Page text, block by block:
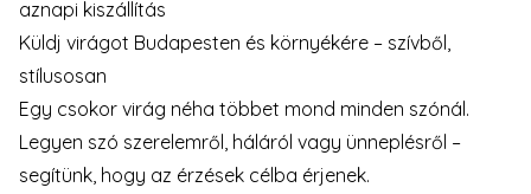
aznapi kiszállítás
Küldj virágot Budapesten és környékére – szívből,
stílusosan
Egy csokor virág néha többet mond minden szónál.
Legyen szó szerelemről, háláról vagy ünneplésről –
segítünk, hogy az érzések célba érjenek.